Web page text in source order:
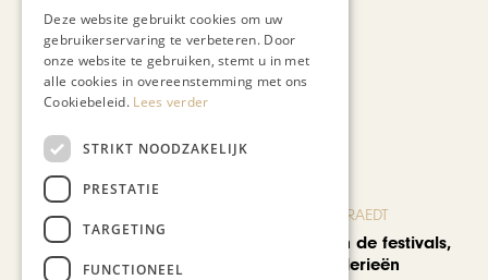
BLOG JO CORTENRAEDT
We verzuipen in de festivals,
feesten en braderieën
Deze website gebruikt cookies om uw
gebruikerservaring te verbeteren. Door
onze website te gebruiken, stemt u in met
alle cookies in overeenstemming met ons
Cookiebeleid. Lees verder
STRIKT NOODZAKELIJK
PRESTATIE
TARGETING
FUNCTIONEEL